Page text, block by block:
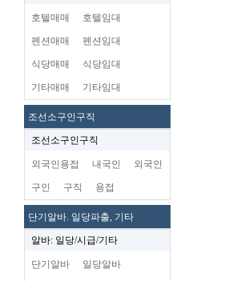
호텔매매 호텔임대
펜션매매 펜션임대
식당매매 식당임대
기타매매 기타임대
조선소구인구직
조선소구인구직
외국인용접 내국인 외국인
구인 구직 용접
단기알바. 일당파출, 기타
알바: 일당/시급/기타
단기알바 일당알바